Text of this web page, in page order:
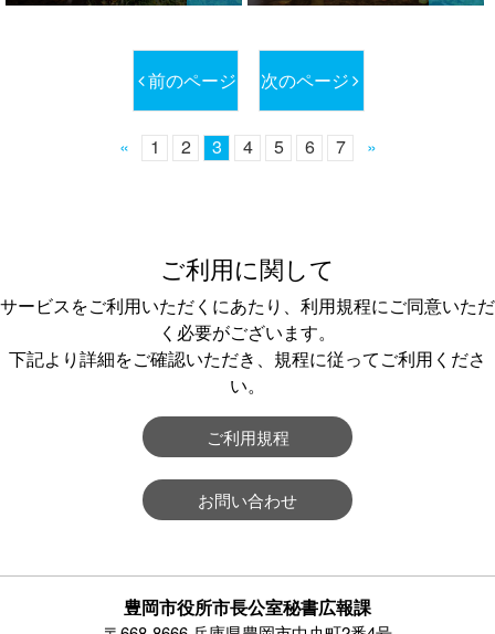
前のページ 次のページ
« 1 2 3 4 5 6 7 »
ご利用に関して
サービスをご利用いただくにあたり、利用規程にご同意いただ
く必要がございます。
下記より詳細をご確認いただき、規程に従ってご利用くださ
い。
ご利用規程
お問い合わせ
豊岡市役所市長公室秘書広報課